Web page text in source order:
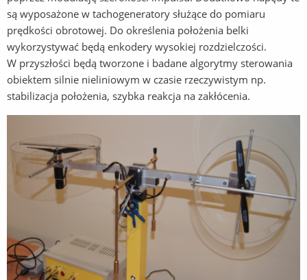
są wyposażone w tachogeneratory służące do pomiaru
prędkości obrotowej. Do określenia położenia belki
wykorzystywać będą enkodery wysokiej rozdzielczości.
W przyszłości będą tworzone i badane algorytmy sterowania
obiektem silnie nieliniowym w czasie rzeczywistym np.
stabilizacja położenia, szybka reakcja na zakłócenia.